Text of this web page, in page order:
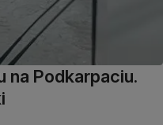
na Podkarpaciu.